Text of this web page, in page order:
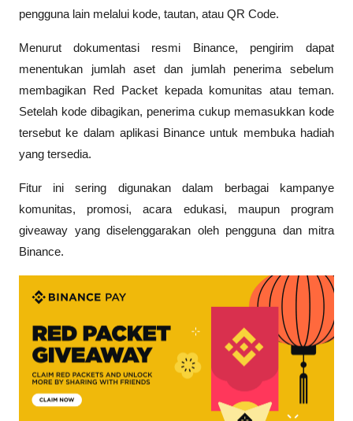
pengguna lain melalui kode, tautan, atau QR Code.
Menurut dokumentasi resmi Binance, pengirim dapat
menentukan jumlah aset dan jumlah penerima sebelum
membagikan Red Packet kepada komunitas atau teman.
Setelah kode dibagikan, penerima cukup memasukkan kode
tersebut ke dalam aplikasi Binance untuk membuka hadiah
yang tersedia.
Fitur ini sering digunakan dalam berbagai kampanye
komunitas, promosi, acara edukasi, maupun program
giveaway yang diselenggarakan oleh pengguna dan mitra
Binance.